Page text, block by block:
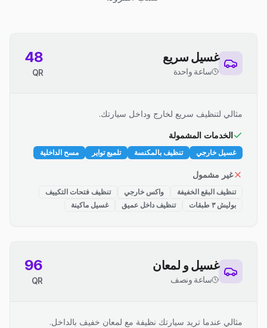
غسيل سريع
ساعة واحدة
48
QR
مثالي لتنظيف سريع لخارج وداخل سيارتك.
الخدمات المشمولة
غسيل خارجي تنظيف بالمكنسة تلميع تواير مسح الداخلية
غير مشمول
تنظيف البقع الخفيفة واكس خارجي
تنظيف فتحات التكييف
بوليش ٣ طبقات
تنظيف داخل عميق غسيل ماكينة
غسيل و لمعان
ساعة ونصف
96
QR
مثالي عندما تريد سيارتك نظيفة مع لمعان خفيف بالداخل.